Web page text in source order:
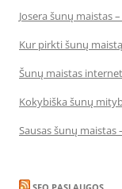
Josera šunų maistas
Kur pirkti šunų
Šunų maistas
Kokybiška šunų
Sausas šunų